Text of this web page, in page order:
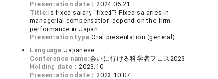
Presentation date：2024.06.21
Title:Is fixed salary “fixed”? Fixed salaries in
managerial compensation depend on the firm
performance in Japan
Presentation type:Oral presentation (general)
Language:Japanese
Conference name:会いに行ける科学者フェス2023
Holding date：2023.10
Presentation date：2023.10.07